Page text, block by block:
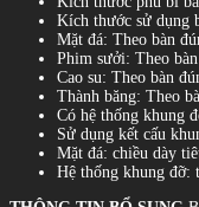
Kích thước sử dụng
Mặt đá: Theo bàn
Phim sưởi: Theo
Cao su: Theo bàn
Thành băng: Theo
Có hệ thống khung
Sử dụng kết cấu
Mặt đá: chiều dày
Hệ thống khung đỡ: